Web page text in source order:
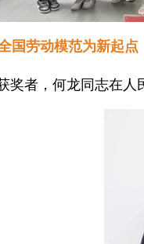
国劳动模范为新起
奖者，何龙同志在